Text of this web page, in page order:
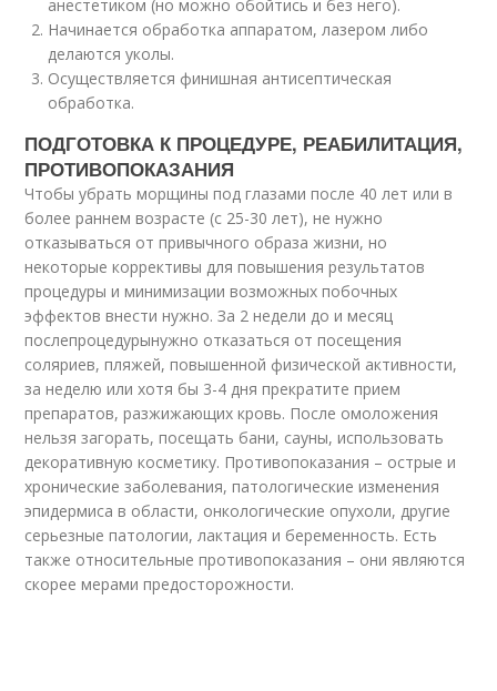
анестетиком (но можно обойтись и без него).
Начинается обработка аппаратом, лазером либо
делаются уколы.
Осуществляется финишная антисептическая
обработка.
ПОДГОТОВКА К ПРОЦЕДУРЕ, РЕАБИЛИТАЦИЯ,
ПРОТИВОПОКАЗАНИЯ
Чтобы убрать морщины под глазами после 40 лет или в
более раннем возрасте (с 25-30 лет), не нужно
отказываться от привычного образа жизни, но
некоторые коррективы для повышения результатов
процедуры и минимизации возможных побочных
эффектов внести нужно. За 2 недели до и месяц
послепроцедурынужно отказаться от посещения
соляриев, пляжей, повышенной физической активности,
за неделю или хотя бы 3-4 дня прекратите прием
препаратов, разжижающих кровь. После омоложения
нельзя загорать, посещать бани, сауны, использовать
декоративную косметику. Противопоказания – острые и
хронические заболевания, патологические изменения
эпидермиса в области, онкологические опухоли, другие
серьезные патологии, лактация и беременность. Есть
также относительные противопоказания – они являются
скорее мерами предосторожности.